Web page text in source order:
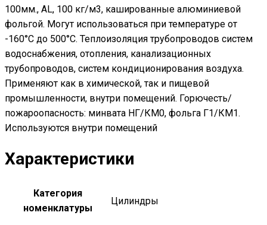
100мм., AL, 100 кг/м3, кашированные алюминиевой
фольгой. Могут использоваться при температуре от
-160°С до 500°С. Теплоизоляция трубопроводов систем
водоснабжения, отопления, канализационных
трубопроводов, систем кондиционирования воздуха.
Применяют как в химической, так и пищевой
промышленности, внутри помещений. Горючесть/
пожароопасность: минвата НГ/КМ0, фольга Г1/КМ1.
Используются внутри помещений
Характеристики
Категория
номенклатуры
Цилиндры